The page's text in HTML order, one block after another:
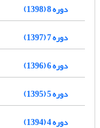
دوره 8 (1398)
دوره 7 (1397)
دوره 6 (1396)
دوره 5 (1395)
دوره 4 (1394)